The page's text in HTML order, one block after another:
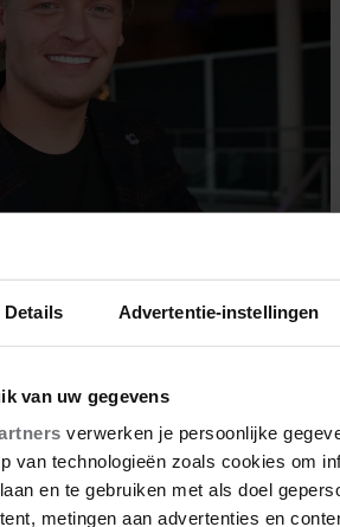
Details Advertentie-instellingen
van uw gegevens
verwerken je persoonlijke
van technologieën zoals cookies om
en te gebruiken met als doel
metingen aan advertenties en